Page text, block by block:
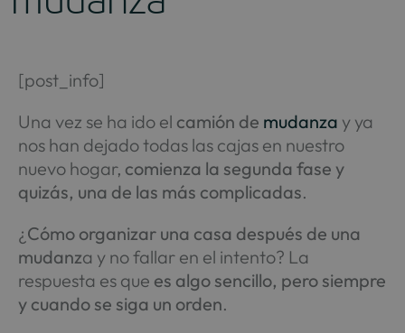
[post_info]
Una vez se ha ido el camión de mudanza y ya
nos han dejado todas las cajas en nuestro
nuevo hogar, comienza la segunda fase y
quizás, una de las más complicadas.
¿ Cómo organizar una casa después de una
mudanza y no fallar en el intento? La
respuesta es que es algo sencillo, pero siempre
y cuando se siga un orden.